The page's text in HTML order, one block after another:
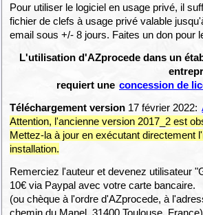
Pour utiliser le logiciel en usage privé, il
fichier de clefs à usage privé valable
email sous +/- 8 jours. Faites un don pour
L'utilisation d'AZprocede dans un
requiert une concession de
Téléchargement version 17 février 2022:
Attention, l'ancienne version 2017_2 est
Mettez-la à jour en exécutant directement
installation.
Remerciez l'auteur et devenez utilisateur
10€ via Paypal avec votre carte bancaire.
(ou chèque à l'ordre d'AZprocede, à
chemin du Manel, 31400 Toulouse, France)